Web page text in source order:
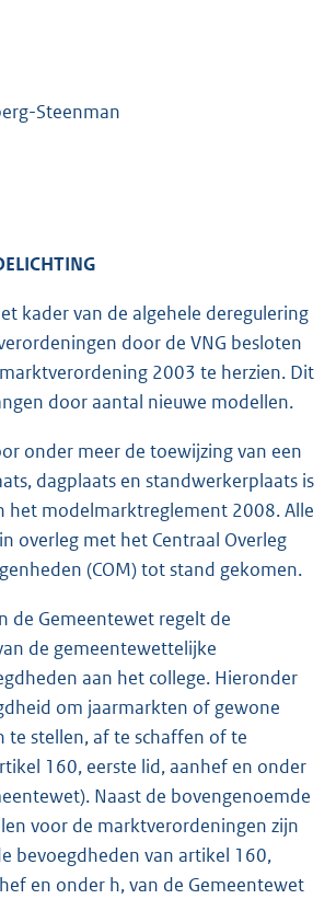
Steenman
kader van de algehele deregulering
door de VNG besloten
2003 te herzien. Dit
door aantal nieuwe modellen.
onder meer de toewijzing van een
dagplaats en standwerkerplaats is
het modelmarktreglement 2008. Alle
overleg met het Centraal Overleg
(COM) tot stand gekomen.
de Gemeentewet regelt de
de gemeentewettelijke
aan het college. Hieronder
om jaarmarkten of gewone
te stellen, af te schaffen of te
160, eerste lid, aanhef en onder
Naast de bovengenoemde
voor de marktverordeningen zijn
bevoegdheden van artikel 160,
en onder h, van de Gemeentewet